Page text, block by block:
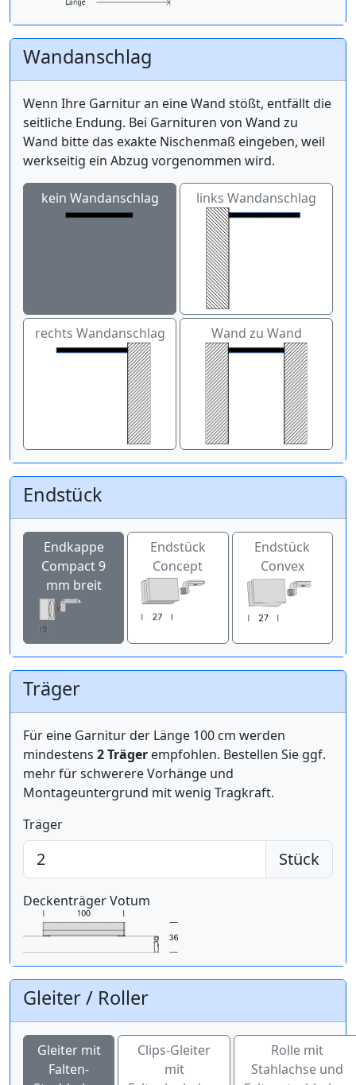
Wandanschlag
Wenn Ihre Garnitur an eine Wand stößt, entfällt die
seitliche Endung. Bei Garnituren von Wand zu
Wand bitte das exakte Nischenmaß eingeben, weil
werkseitig ein Abzug vorgenommen wird.
kein Wandanschlag links Wandanschlag
rechts Wandanschlag Wand zu Wand
Endstück
Endkappe
Compact 9
mm breit
Endstück
Concept
Endstück
Convex
Träger
Für eine Garnitur der Länge 100 cm werden
mindestens 2 Träger empfohlen. Bestellen Sie ggf.
mehr für schwerere Vorhänge und
Montageuntergrund mit wenig Tragkraft.
Träger
Stück
Deckenträger Votum
Gleiter / Roller
Gleiter mit
Falten-
Clips-Gleiter
mit
Rolle mit
Stahlachse und